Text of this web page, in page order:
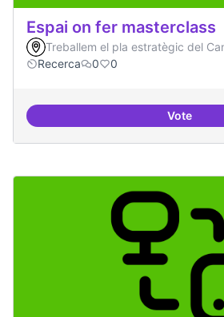
Espai on fer masterclass
Treballem el pla estratègic del
Recerca
0 0
VoteEspai